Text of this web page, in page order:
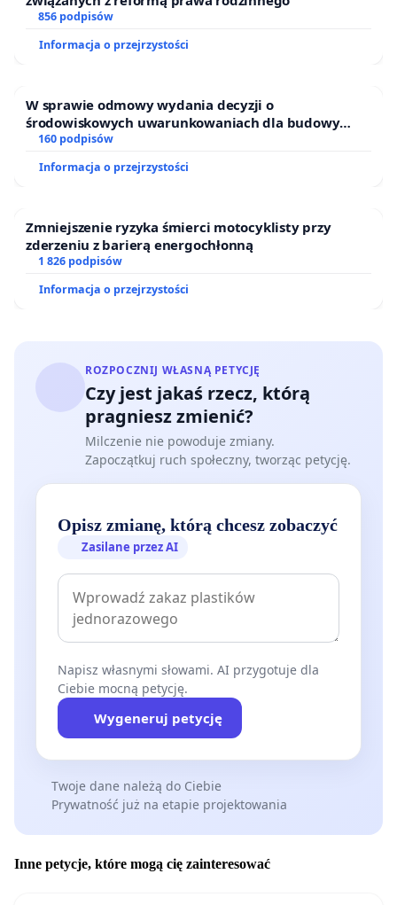
856 podpisów
Informacja o przejrzystości
W sprawie odmowy wydania decyzji o
środowiskowych uwarunkowaniach dla budowy
zakładu wytwarzania biometanu „Krynki” w
Ostrowiu Południowym oraz ochrony mieszkańców i
Puszczy Knyszyńskiej
160 podpisów
Informacja o przejrzystości
Zmniejszenie ryzyka śmierci motocyklisty przy
zderzeniu z barierą energochłonną
1 826 podpisów
Informacja o przejrzystości
ROZPOCZNIJ WŁASNĄ PETYCJĘ
Czy jest jakaś rzecz, którą
pragniesz zmienić?
Milczenie nie powoduje zmiany.
Zapoczątkuj ruch społeczny, tworząc petycję.
Opisz zmianę, którą chcesz zobaczyć
Zasilane przez AI
Napisz własnymi słowami. AI przygotuje dla
Ciebie mocną petycję.
Wygeneruj petycję
Twoje dane należą do Ciebie
Prywatność już na etapie projektowania
Inne petycje, które mogą cię zainteresować